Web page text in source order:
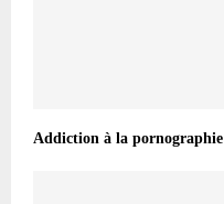
Addiction à la pornographie